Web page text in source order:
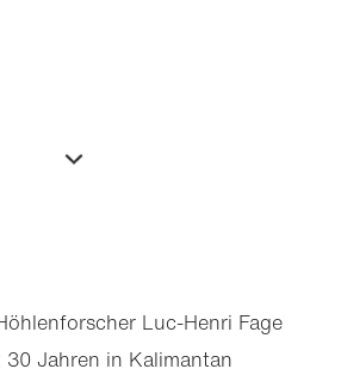
Luc-Henri Fage
Jahren in Kalimantan